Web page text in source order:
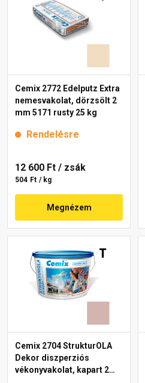
Cemix 2772 Edelputz Extra
nemesvakolat, dörzsölt 2
mm 5171 rusty 25 kg
Rendelésre
12 600 Ft / zsák
504 Ft / kg
Megnézem
Cemix 2704 StrukturOLA
Dekor diszperziós
vékonyvakolat, kapart 2